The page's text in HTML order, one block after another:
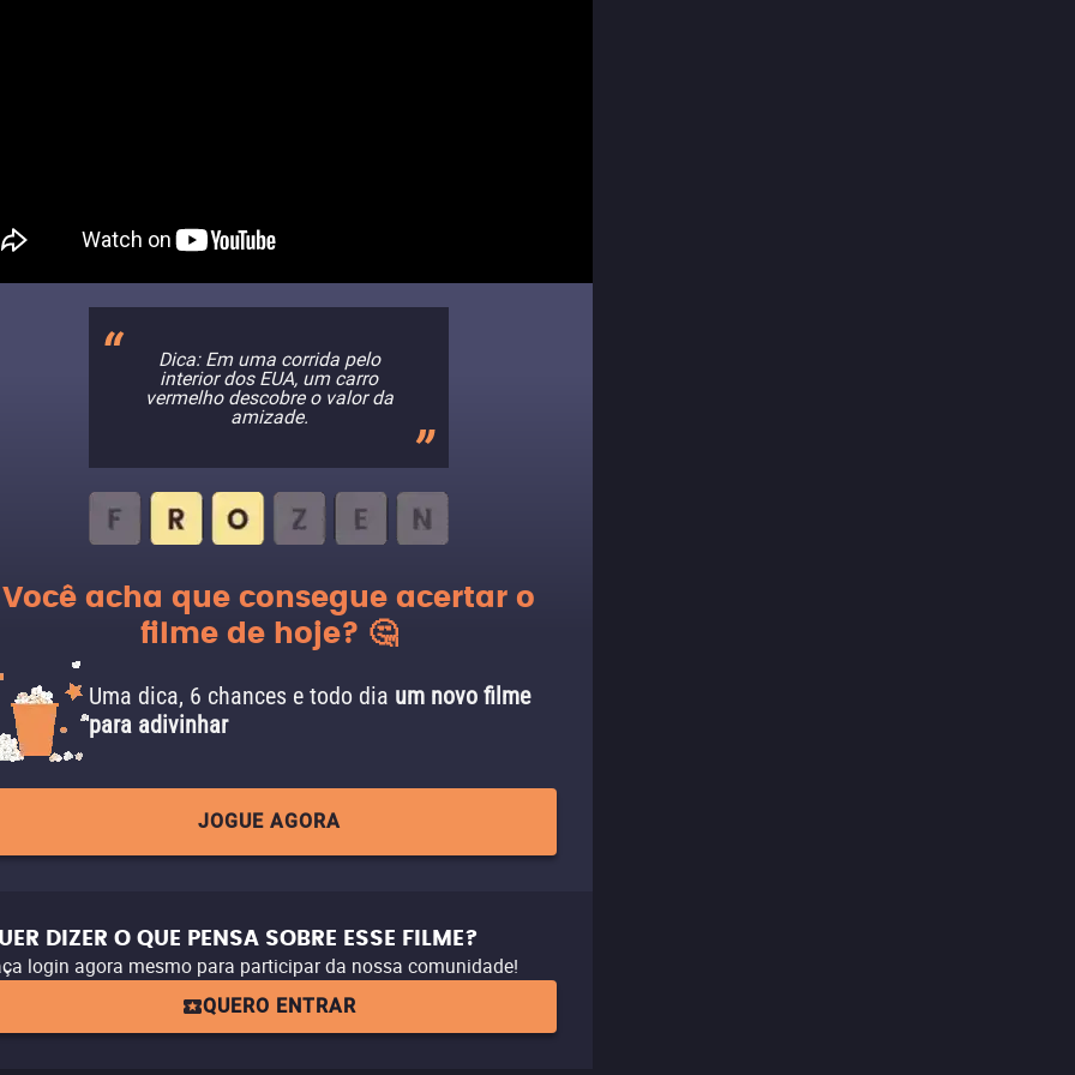
Dica: Em uma corrida pelo
interior dos EUA, um carro
vermelho descobre o valor da
amizade.
Você acha que consegue acertar o
filme de hoje? 🤔
Uma dica, 6 chances e todo dia um novo filme
para adivinhar
JOGUE AGORA
DIZER O QUE PENSA SOBRE ESSE FILME?
login agora mesmo para participar da nossa comunidade!
QUERO ENTRAR